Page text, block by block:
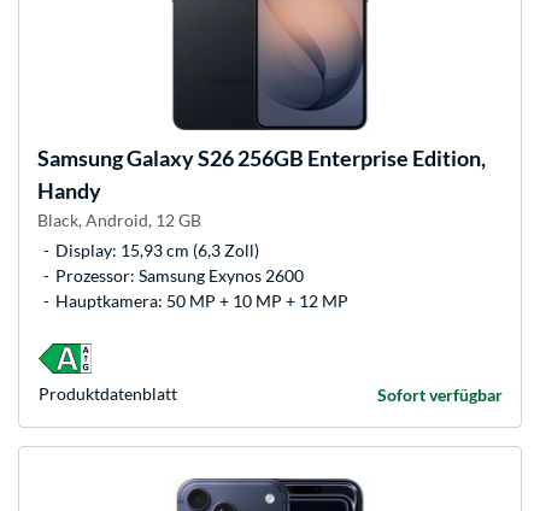
SamsungGalaxy S26 256GB Enterprise Edition,
Handy
Black, Android, 12 GB
Display: 15,93 cm (6,3 Zoll)
Prozessor: Samsung Exynos 2600
Hauptkamera: 50 MP + 10 MP + 12 MP
Sofort verfügbar
Produkt­datenblatt